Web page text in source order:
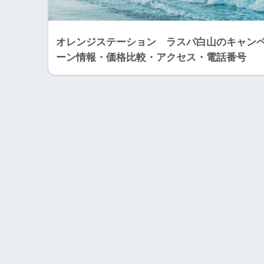
オレンジステーション ラスパ白山のキャン
ーン情報・価格比較・アクセス・電話番号